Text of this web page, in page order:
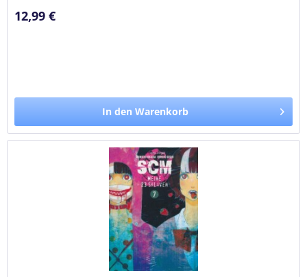
12,99 €
In den Warenkorb